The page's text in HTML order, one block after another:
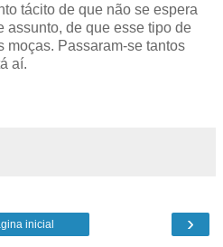
tácito de que não se espera
assunto, de que esse tipo de
moças. Passaram-se tantos
aí.
›
inicial